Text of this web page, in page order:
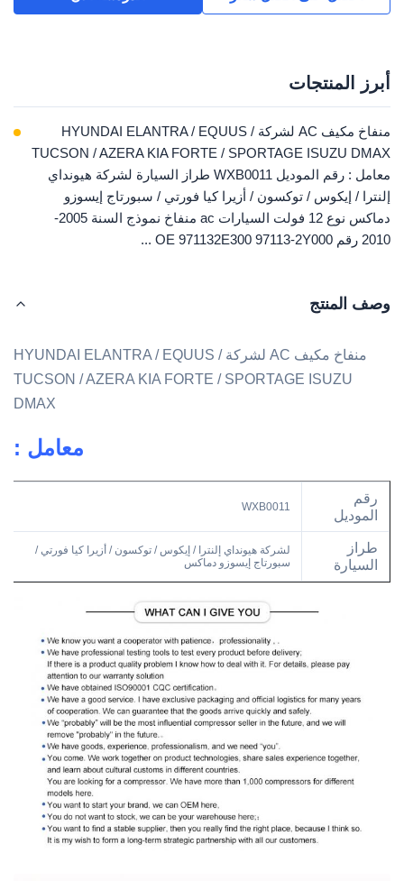
أبرز المنتجات
منفاخ مكيف AC لشركة HYUNDAI ELANTRA / EQUUS /
TUCSON / AZERA KIA FORTE / SPORTAGE ISUZU DMAX
معامل : رقم الموديل WXB0011 طراز السيارة لشركة هيونداي
إلنترا / إيكوس / توكسون / أزيرا كيا فورتي / سبورتاج إيسوزو
دماكس نوع 12 فولت السيارات ac منفاخ نموذج السنة 2005-
2010 رقم OE 971132E300 97113-2Y000 ...
وصف المنتج
منفاخ مكيف AC لشركة HYUNDAI ELANTRA / EQUUS /
TUCSON / AZERA KIA FORTE / SPORTAGE ISUZU
DMAX
معامل :
رقم
الموديل
WXB0011
طراز
السيارة
لشركة هيونداي إلنترا / إيكوس / توكسون / أزيرا كيا فورتي /
سبورتاج إيسوزو دماكس
2005-2010
971132E300 97113-2Y000 F00S330054 700259
إذا كنت بحاجة إلى مساعدة للتأكد من أن هذا
الجزء سوف يلائم سيارتك. فالرجاء إرسال
صورة المنتج القديم الخاص بك إلينا. نوصي
أيضًا باستخدام مخطط التوافق للتأكد من أن
هذا المنتج سوف يلائم سيارتك.